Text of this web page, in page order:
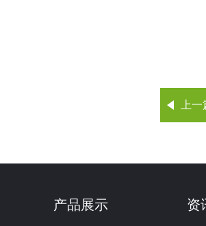
上
产品展示 资